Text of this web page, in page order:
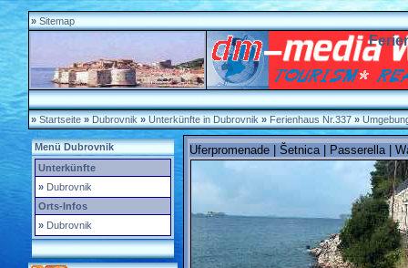
» Sitemap
» Startseite» Dubrovnik » Unterkünfte in Dubrovnik» Ferienhaus Nr.337»
Menü Dubrovnik
Unterkünfte
» Dubrovnik
Orts-Infos
» Dubrovnik
Uferpromenade | Šetnica | Passerella |